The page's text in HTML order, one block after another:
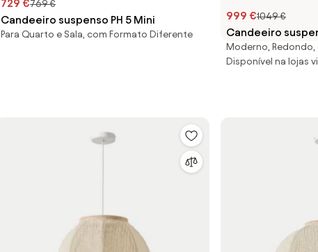
729 €769 €
Candeeiro suspenso PH 5 Mini
Para Quarto e Sala, com Formato Diferente
999 €1049 €
Candeeiro
Moderno, Redondo,
Disponível na lojas